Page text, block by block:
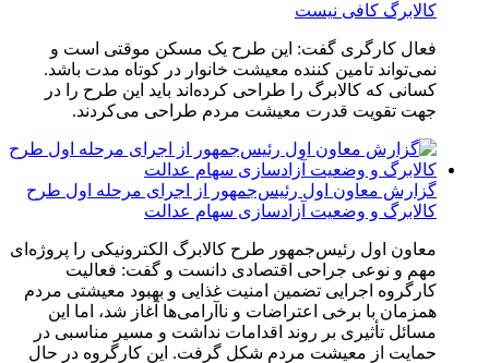
کالابرگ کافی نیست
فعال کارگری گفت: این طرح یک مسکن موقتی است و
نمی‌تواند تامین کننده معیشت خانوار در کوتاه مدت باشد.
کسانی که کالابرگ را طراحی کرده‌اند باید این طرح را در
جهت تقویت قدرت معیشت مردم طراحی می‌کردند.
گزارش معاون اول رئیس‌جمهور از اجرای مرحله اول طرح
کالابرگ و وضعیت آزادسازی سهام عدالت
معاون اول رئیس‌جمهور طرح کالابرگ الکترونیکی را پروژه‌ای
مهم و نوعی جراحی اقتصادی دانست و گفت: فعالیت
کارگروه اجرایی تضمین امنیت غذایی و بهبود معیشتی مردم
همزمان با برخی اعتراضات و ناآرامی‌ها آغاز شد، اما این
مسائل تأثیری بر روند اقدامات نداشت و مسیر مناسبی در
حمایت از معیشت مردم شکل گرفت. این کارگروه در حال